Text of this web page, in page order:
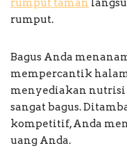
rumput taman
rumput.
Bagus Anda
mempercantik
menyediakan nutrisi
sangat bagus.
kompetitif, Anda
uang Anda.